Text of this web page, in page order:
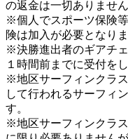
の返金は一切ありませ
※個人でスポーツ保険
険は加入が必要となり
※決勝進出者のギアチ
１時間前までに受付を
※地区サーフィンクラ
して行われるサーフィ
す。
※地区サーフィンクラ